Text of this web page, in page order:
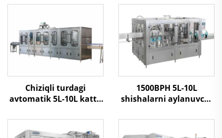
Chiziqli turdagi
avtomatik 5L-10L katta
to'ldirish mashinasi
1500BPH 5L-10L
shishalarni aylanuvchi
mashinasi